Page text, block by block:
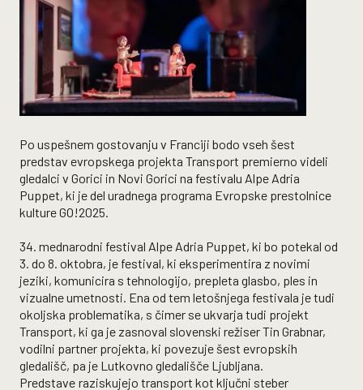
Po uspešnem gostovanju v Franciji bodo vseh šest
predstav evropskega projekta Transport premierno videli
gledalci v Gorici in Novi Gorici na festivalu Alpe Adria
Puppet, ki je del uradnega programa Evropske prestolnice
kulture GO!2025.
34. mednarodni festival Alpe Adria Puppet, ki bo potekal od
3. do 8. oktobra, je festival, ki eksperimentira z novimi
jeziki, komunicira s tehnologijo, prepleta glasbo, ples in
vizualne umetnosti. Ena od tem letošnjega festivala je tudi
okoljska problematika, s čimer se ukvarja tudi projekt
Transport, ki ga je zasnoval slovenski režiser Tin Grabnar,
vodilni partner projekta, ki povezuje šest evropskih
gledališč, pa je Lutkovno gledališče Ljubljana.
Predstave raziskujejo transport kot ključni steber